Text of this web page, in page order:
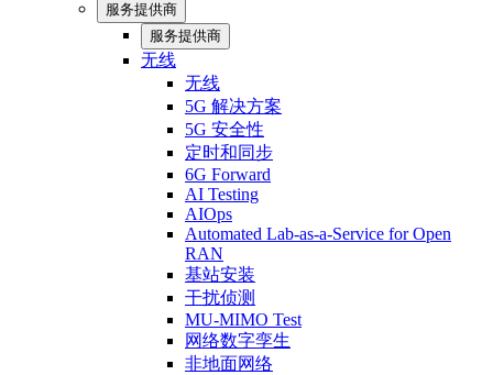
服务提供商
服务提供商
无线
无线
5G 解决方案
5G 安全性
定时和同步
6G Forward
AI Testing
AIOps
Automated Lab-as-a-Service for Open
RAN
基站安装
干扰侦测
MU-MIMO Test
网络数字孪生
非地面网络